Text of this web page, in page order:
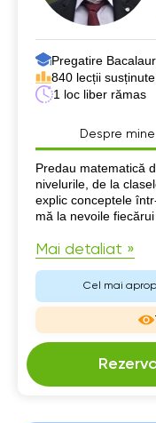
Pregatire
840 lecții susținute
1 loc liber rămas
Despre mine
Despre mine
Predau matematică
nivelurile, de la
explic conceptele
mă la nevoile fiecărui
Mai detaliat »
Cel mai